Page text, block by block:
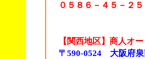
０５８６－４５－２
【関西地区】商人オ
〒590-0524 大阪府泉